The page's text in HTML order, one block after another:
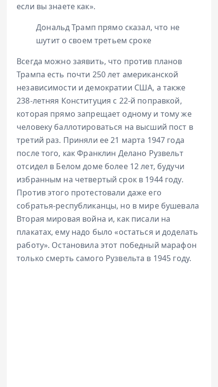
если вы знаете как».
Дональд Трамп прямо сказал, что не
шутит о своем третьем сроке
Всегда можно заявить, что против планов
Трампа есть почти 250 лет американской
независимости и демократии США, а также
238-летняя Конституция с 22-й поправкой,
которая прямо запрещает одному и тому же
человеку баллотироваться на высший пост в
третий раз. Приняли ее 21 марта 1947 года
после того, как Франклин Делано Рузвельт
отсидел в Белом доме более 12 лет, будучи
избранным на четвертый срок в 1944 году.
Против этого протестовали даже его
собратья-республиканцы, но в мире бушевала
Вторая мировая война и, как писали на
плакатах, ему надо было «остаться и доделать
работу». Остановила этот победный марафон
только смерть самого Рузвельта в 1945 году.